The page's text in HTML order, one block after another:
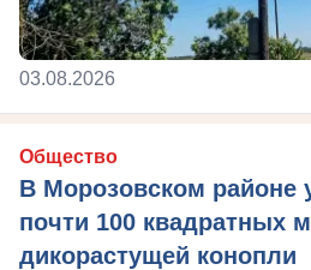
03.08.2026
Общество
В Морозовском районе
почти 100 квадратных
дикорастущей конопли